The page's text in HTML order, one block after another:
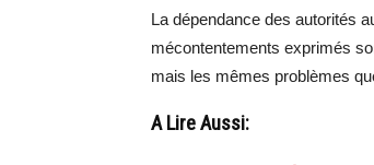
La dépendance des autorités
mécontentements exprimés
mais les mêmes problèmes
A Lire Aussi: